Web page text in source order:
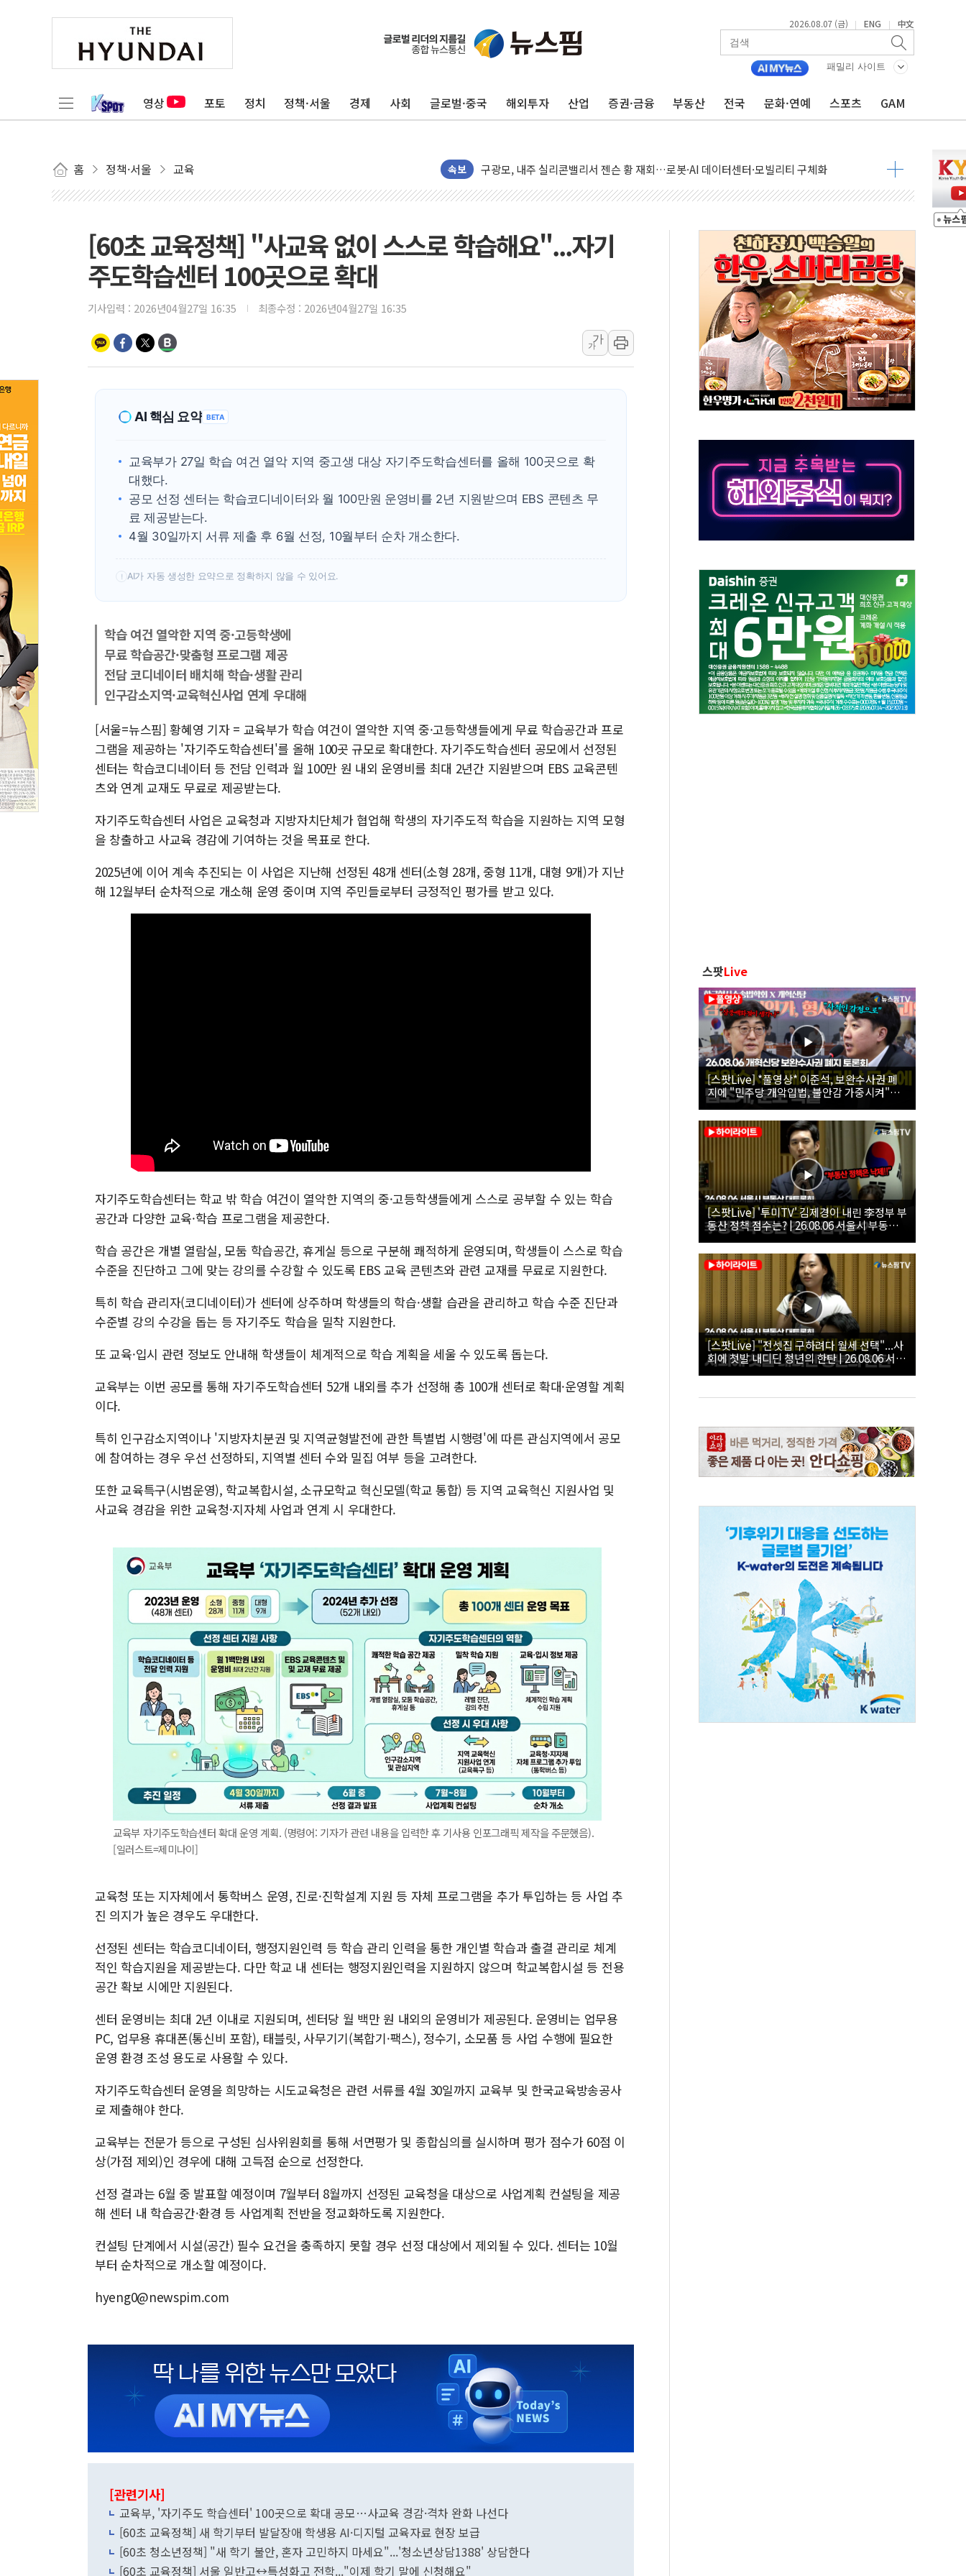
2026.08.07 (금) | ENG | 中文
패밀리 사이트
영상 포토 정치 정책·서울 경제 사회 글로벌·중국 해외투자 산업 증권·금융 부동산 전국 문화·연예 스포츠 GAM
홈 정책·서울 교육 속보
유럽증시, 견조한 실적 소화하며 대부분 상승… "2분기 기업 순이익 21% 증가" 전망
리투아니아 국방 "러, 우크라 드론으로 나토 회원국 공격 검토… 거짓 깃발 작전"
뉴욕증시 개장 전 특징주...모더나·아이온큐·도어대시↑ VS 샌디스크·피그마·앱러빈↓
김정관 장관 "영업이익 N% 성과급 반대…상법·자본시장법 개정 논의"
청와대, 북한 단거리 탄도미사일 발사에 긴급 안보 점검회의
금값 7주 만에 최고…美 고용 둔화·호르무즈 재개방 기대에 강세
[인도증시] 중동 긴장 완화에 실적 호조까지, 상승...호실적 보고 기업 상승세 뚜렷
러, 1인칭시점 드론으로 우크라 민간인 '사파리' 공격… 시민들 공포감 극대화 전략
[베트남 증시] 지수 하락 속 'DGC' 임시 주총 기대감에 홀로 상한가…마진 잔액은 사상 최고
'월가의 황제' 다이먼 "금융시장 레버리지 위험수위…숨은 차입이 더 큰 변수"
양주 섬유염색공장서 화재 1명 중상…대응 1단계 진압 중
김정관 산업부 장관 "주 52시간 손봐야, 경쟁상대 中과 비교해야"
해군 1함대 창설 80주년…지역과 함께하는 '선봉'의 대민 봉사
동해해경, 독도 해상서 부유물 감긴 어선 구조
주한미군 "오산기지 누출, 백린 아닌 무해한 표면 부식 물질"
구미 폐염산처리업체서 불 2시간30여분만에 진화...외국인 노동자 숨져
[60초 교육정책] "사교육 없이 스스로 학습해요"...자기
주도학습센터 100곳으로 확대
기사입력 : 2026년04월27일 16:35 최종수정 : 2026년04월27일 16:35
가
가
AI 핵심 요약 BETA
교육부가 27일 학습 여건 열악 지역 중고생 대상 자기주도학습센터를 올해 100곳으로 확
대했다.
공모 선정 센터는 학습코디네이터와 월 100만원 운영비를 2년 지원받으며 EBS 콘텐츠 무
료 제공받는다.
4월 30일까지 서류 제출 후 6월 선정, 10월부터 순차 개소한다.
! AI가 자동 생성한 요약으로 정확하지 않을 수 있어요.
학습 여건 열악한 지역 중·고등학생에
무료 학습공간·맞춤형 프로그램 제공
전담 코디네이터 배치해 학습·생활 관리
인구감소지역·교육혁신사업 연계 우대해
[서울=뉴스핌] 황혜영 기자 = 교육부가 학습 여건이 열악한 지역 중·고등학생들에게 무료 학습공간과 프로
그램을 제공하는 '자기주도학습센터'를 올해 100곳 규모로 확대한다. 자기주도학습센터 공모에서 선정된
센터는 학습코디네이터 등 전담 인력과 월 100만 원 내외 운영비를 최대 2년간 지원받으며 EBS 교육콘텐
츠와 연계 교재도 무료로 제공받는다.
자기주도학습센터 사업은 교육청과 지방자치단체가 협업해 학생의 자기주도적 학습을 지원하는 지역 모형
을 창출하고 사교육 경감에 기여하는 것을 목표로 한다.
2025년에 이어 계속 추진되는 이 사업은 지난해 선정된 48개 센터(소형 28개, 중형 11개, 대형 9개)가 지난
해 12월부터 순차적으로 개소해 운영 중이며 지역 주민들로부터 긍정적인 평가를 받고 있다.
자기주도학습센터는 학교 밖 학습 여건이 열악한 지역의 중·고등학생들에게 스스로 공부할 수 있는 학습
공간과 다양한 교육·학습 프로그램을 제공한다.
학습 공간은 개별 열람실, 모둠 학습공간, 휴게실 등으로 구분해 쾌적하게 운영되며, 학생들이 스스로 학습
수준을 진단하고 그에 맞는 강의를 수강할 수 있도록 EBS 교육 콘텐츠와 관련 교재를 무료로 지원한다.
특히 학습 관리자(코디네이터)가 센터에 상주하며 학생들의 학습·생활 습관을 관리하고 학습 수준 진단과
수준별 강의 수강을 돕는 등 자기주도 학습을 밀착 지원한다.
또 교육·입시 관련 정보도 안내해 학생들이 체계적으로 학습 계획을 세울 수 있도록 돕는다.
교육부는 이번 공모를 통해 자기주도학습센터 52개 내외를 추가 선정해 총 100개 센터로 확대·운영할 계획
이다.
특히 인구감소지역이나 '지방자치분권 및 지역균형발전에 관한 특별법 시행령'에 따른 관심지역에서 공모
에 참여하는 경우 우선 선정하되, 지역별 센터 수와 밀집 여부 등을 고려한다.
또한 교육특구(시범운영), 학교복합시설, 소규모학교 혁신모델(학교 통합) 등 지역 교육혁신 지원사업 및
사교육 경감을 위한 교육청·지자체 사업과 연계 시 우대한다.
교육부 자기주도학습센터 확대 운영 계획. (명령어: 기자가 관련 내용을 입력한 후 기사용 인포그래픽 제작을 주문했음).
[일러스트=제미나이]
교육청 또는 지자체에서 통학버스 운영, 진로·진학설계 지원 등 자체 프로그램을 추가 투입하는 등 사업 추
진 의지가 높은 경우도 우대한다.
선정된 센터는 학습코디네이터, 행정지원인력 등 학습 관리 인력을 통한 개인별 학습과 출결 관리로 체계
적인 학습지원을 제공받는다. 다만 학교 내 센터는 행정지원인력을 지원하지 않으며 학교복합시설 등 전용
공간 확보 시에만 지원된다.
센터 운영비는 최대 2년 이내로 지원되며, 센터당 월 백만 원 내외의 운영비가 제공된다. 운영비는 업무용
PC, 업무용 휴대폰(통신비 포함), 태블릿, 사무기기(복합기·팩스), 정수기, 소모품 등 사업 수행에 필요한
운영 환경 조성 용도로 사용할 수 있다.
자기주도학습센터 운영을 희망하는 시도교육청은 관련 서류를 4월 30일까지 교육부 및 한국교육방송공사
로 제출해야 한다.
교육부는 전문가 등으로 구성된 심사위원회를 통해 서면평가 및 종합심의를 실시하며 평가 점수가 60점 이
상(가점 제외)인 경우에 대해 고득점 순으로 선정한다.
선정 결과는 6월 중 발표할 예정이며 7월부터 8월까지 선정된 교육청을 대상으로 사업계획 컨설팅을 제공
해 센터 내 학습공간·환경 등 사업계획 전반을 정교화하도록 지원한다.
컨설팅 단계에서 시설(공간) 필수 요건을 충족하지 못할 경우 선정 대상에서 제외될 수 있다. 센터는 10월
부터 순차적으로 개소할 예정이다.
hyeng0@newspim.com
[관련기사]
교육부, '자기주도 학습센터' 100곳으로 확대 공모…사교육 경감·격차 완화 나선다
[60초 교육정책] 새 학기부터 발달장애 학생용 AI·디지털 교육자료 현장 보급
[60초 청소년정책] "새 학기 불안, 혼자 고민하지 마세요"...'청소년상담1388' 상담한다
[60초 교육정책] 서울 일반고↔특성화고 전학..."이제 학기 말에 신청해요"
스팟Live
[스팟Live] *풀영상* 이준석, 보완수사권 폐
지에 "민주당 개악입법, 불안감 가중시켜"｜
26.08.06 개혁신당 보완수사권 폐지 토론회
[스팟Live] '투미TV' 김제경이 내린 李정부 부
동산 정책 점수는? | 26.08.06 서울시 부동산
대토론회
[스팟Live] "전셋집 구하려다 월세 선택"...사
회에 첫발 내디딘 청년의 한탄 | 26.08.06 서울
시 부동산 대토론회